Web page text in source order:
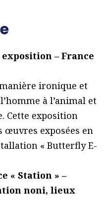
– France
ironique et
à l’animal et
Cette exposition
œuvres exposées en
« Butterfly E-
« Station » –
noni, lieux